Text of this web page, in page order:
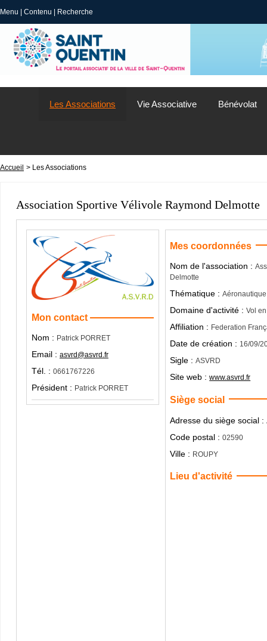
Menu Contenu Recherche
Les Associations Vie Associative Bénévolat
Accueil > Les Associations
Association Sportive Vélivole Raymond Delmotte
Mon contact
Nom : Patrick PORRET
Email : asvrd@asvrd.fr
Tél. : 0661767226
Président : Patrick PORRET
Mes coordonnées
Nom de l'association :
Delmotte
Thématique :Aéronautique
Domaine d'activité :Vol
Affiliation : Federation
Date de création : 16/09/
Sigle :ASVRD
Site web :www.asvrd.fr
Siège social
Adresse du siège social :
Code postal :02590
Ville : ROUPY
Lieu d'activité